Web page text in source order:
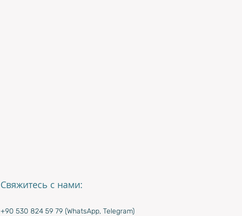
Свяжитесь с нами:
+90 530 824 59 79 (WhatsApp, Telegram)